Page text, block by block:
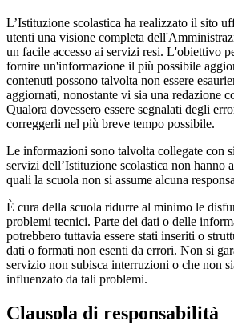
L’Istituzione scolastica ha realizzato il sito
utenti una visione completa
un facile accesso ai servizi resi. L'obiettivo
fornire un'informazione il più possibile
contenuti possono talvolta non essere
aggiornati, nonostante vi sia una redazione
Qualora dovessero essere segnalati degli
correggerli nel più breve tempo possibile.
Le informazioni sono talvolta collegate con
servizi dell’Istituzione scolastica non hanno
quali la scuola non si assume alcuna
È cura della scuola ridurre al minimo le
problemi tecnici. Parte dei dati o delle
potrebbero tuttavia essere stati inseriti o
dati o formati non esenti da errori. Non si
servizio non subisca interruzioni o che non
influenzato da tali problemi.
Clausola di responsabilità